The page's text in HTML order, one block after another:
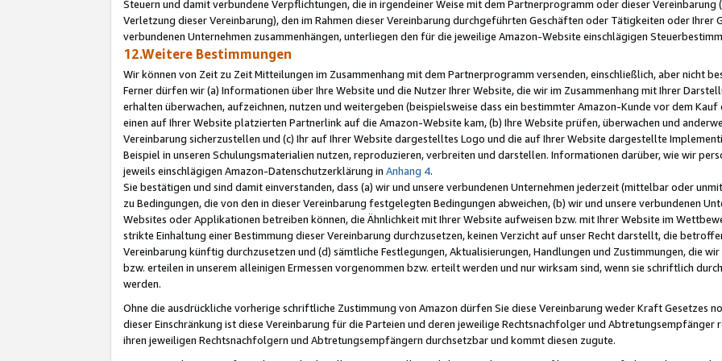
Steuern und damit verbundene Verpflichtungen, die in irgendeiner Weise mit dem Partnerprogramm oder dieser
Verletzung dieser Vereinbarung), den im Rahmen dieser Vereinbarung durchgeführten Geschäften oder Tätigkeiten oder Ihrer
verbundenen Unternehmen zusammenhängen, unterliegen den für die jeweilige Amazon-Website einschlägigen
12.Weitere Bestimmungen
Wir können von Zeit zu Zeit Mitteilungen im Zusammenhang mit dem Partnerprogramm versenden, einschließlich, aber nicht
Ferner dürfen wir (a) Informationen über Ihre Website und die Nutzer Ihrer Website, die wir im Zusammenhang mit Ihrer
erhalten überwachen, aufzeichnen, nutzen und weitergeben (beispielsweise dass ein bestimmter Amazon-Kunde vor dem
einen auf Ihrer Website platzierten Partnerlink auf die Amazon-Website kam, (b) Ihre Website prüfen, überwachen und
Vereinbarung sicherzustellen und (c) Ihr auf Ihrer Website dargestelltes Logo und die auf Ihrer Website dargestellte
Beispiel in unseren Schulungsmaterialien nutzen, reproduzieren, verbreiten und darstellen. Informationen darüber, wie wir
jeweils einschlägigen Amazon-Datenschutzerklärung in Anhang 4.
Sie bestätigen und sind damit einverstanden, dass (a) wir und unsere verbundenen Unternehmen jederzeit (mittelbar oder
zu Bedingungen, die von den in dieser Vereinbarung festgelegten Bedingungen abweichen, (b) wir und unsere verbundenen
Websites oder Applikationen betreiben können, die Ähnlichkeit mit Ihrer Website aufweisen bzw. mit Ihrer Website im
strikte Einhaltung einer Bestimmung dieser Vereinbarung durchzusetzen, keinen Verzicht auf unser Recht darstellt, die
Vereinbarung künftig durchzusetzen und (d) sämtliche Festlegungen, Aktualisierungen, Handlungen und Zustimmungen, die
bzw. erteilen in unserem alleinigen Ermessen vorgenommen bzw. erteilt werden und nur wirksam sind, wenn sie schriftlich
werden.
Ohne die ausdrückliche vorherige schriftliche Zustimmung von Amazon dürfen Sie diese Vereinbarung weder Kraft Gesetzes
dieser Einschränkung ist diese Vereinbarung für die Parteien und deren jeweilige Rechtsnachfolger und Abtretungsempfänger
ihren jeweiligen Rechtsnachfolgern und Abtretungsempfängern durchsetzbar und kommt diesen zugute.